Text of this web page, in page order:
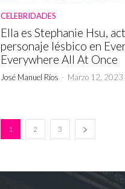
CELEBRIDADES
Ella es Stephanie Hsu,
personaje lésbico en
Everywhere All At Once
José Manuel Ríos - Marzo 12, 2023
1 2 3